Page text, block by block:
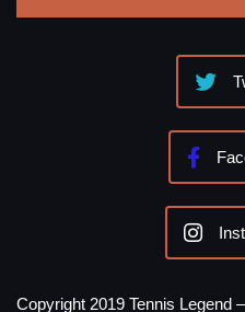
Copyright 2019 Tennis Legend